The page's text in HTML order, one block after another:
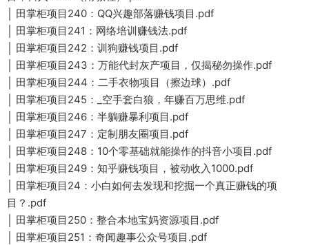
│ 田掌柜项目240：QQ兴趣部落赚钱项目.pdf
│ 田掌柜项目241：网络培训赚钱法.pdf
│ 田掌柜项目242：训狗赚钱项目.pdf
│ 田掌柜项目243：万能代封灰产项目，仅揭秘勿操作.pdf
│ 田掌柜项目244：二手衣物项目（擦边球）.pdf
│ 田掌柜项目245：_空手套白狼，年赚百万思维.pdf
│ 田掌柜项目246：半躺赚暴利项目.pdf
│ 田掌柜项目247：定制朋友圈项目.pdf
│ 田掌柜项目248：10个零基础就能操作的抖音小项目.pdf
│ 田掌柜项目249：知乎赚钱项目，被动收入1000.pdf
│ 田掌柜项目24：小白如何去发现和挖掘一个真正赚钱的项
目？.pdf
│ 田掌柜项目250：整合本地宝妈资源项目.pdf
│ 田掌柜项目251：奇闻趣事公众号项目.pdf